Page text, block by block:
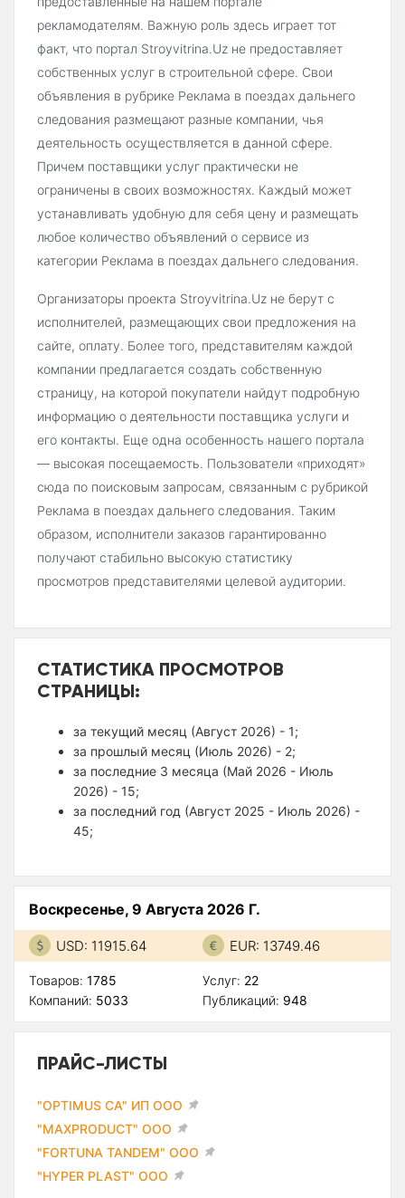
рекламодателям. Важную роль здесь играет тот
факт, что портал Stroyvitrina.Uz не предоставляет
собственных услуг в строительной сфере. Свои
объявления в рубрике Реклама в поездах дальнего
следования размещают разные компании, чья
деятельность осуществляется в данной сфере.
Причем поставщики услуг практически не
ограничены в своих возможностях. Каждый может
устанавливать удобную для себя цену и размещать
любое количество объявлений о сервисе из
категории Реклама в поездах дальнего следования.
Организаторы проекта Stroyvitrina.Uz не берут с
исполнителей, размещающих свои предложения на
сайте, оплату. Более того, представителям каждой
компании предлагается создать собственную
страницу, на которой покупатели найдут подробную
информацию о деятельности поставщика услуги и
его контакты. Еще одна особенность нашего портала
— высокая посещаемость. Пользователи «приходят»
сюда по поисковым запросам, связанным с рубрикой
Реклама в поездах дальнего следования. Таким
образом, исполнители заказов гарантированно
получают стабильно высокую статистику
просмотров представителями целевой аудитории.
СТАТИСТИКА ПРОСМОТРОВ
СТРАНИЦЫ:
за текущий месяц (Август 2026) - 1;
за прошлый месяц (Июль 2026) - 2;
за последние 3 месяца (Май 2026 - Июль
2026) - 15;
за последний год (Август 2025 - Июль 2026) -
45;
Воскресенье, 9 Августа 2026 Г.
USD: 11915.64 EUR: 13749.46
Товаров: 1785
Компаний: 5033
Услуг: 22
Публикаций: 948
ПРАЙС-ЛИСТЫ
"OPTIMUS CA" ИП ООО
"MAXPRODUCT" ООО
"FORTUNA TANDEM" ООО
"HYPER PLAST" ООО